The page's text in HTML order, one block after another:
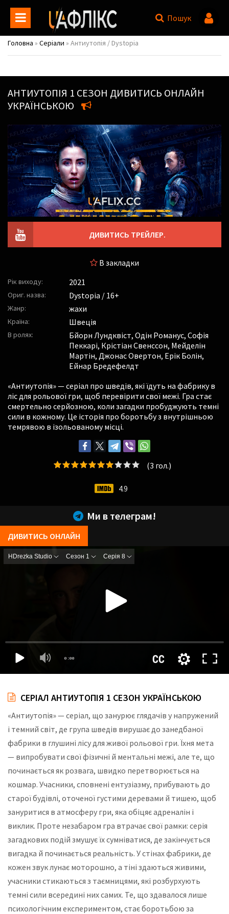
Пошук
Головна » Серіали » Антиутопія / Dystopia
АНТИУТОПІЯ 1 СЕЗОН ДИВИТИСЬ ОНЛАЙН
УКРАЇНСЬКОЮ
ДИВИТИСЬ ТРЕЙЛЕР.
В закладки
Рік виходу: 2021
Ориг. назва: Dystopia / 16+
Жанр: жахи
Країна: Швеція
В ролях: Бйорн Лундквіст, Одін Романус, Софія
Пеккарі, Крістіан Свенссон, Мейделін
Мартін, Джонас Овертон, Ерік Болін,
Ейнар Бредефелдт
«Антиутопія» — серіал про шведів, які їдуть на фабрику в
ліс для рольової гри, щоб перевірити свої межі. Гра стає
смертельно серйозною, коли загадки пробуджують темні
сили в кожному. Це історія про боротьбу з внутрішньою
темрявою в ізольованому місці.
(3 гол.)
4.9
Ми в телеграм!
ДИВИТИСЬ ОНЛАЙН
СЕРІАЛ АНТИУТОПІЯ 1 СЕЗОН УКРАЇНСЬКОЮ
«Антиутопія» — серіал, що занурює глядачів у напружений
і темний світ, де група шведів вирушає до занедбаної
фабрики в глушині лісу для живої рольової гри. Їхня мета
— випробувати свої фізичні й ментальні межі, але те, що
починається як розвага, швидко перетворюється на
кошмар. Учасники, сповнені ентузіазму, прибувають до
старої будівлі, оточеної густими деревами й тишею, щоб
зануритися в атмосферу гри, яка обіцяє адреналін і
виклик. Проте незабаром гра втрачає свої рамки: серія
загадкових подій змушує їх сумніватися, де закінчується
вигадка й починається реальність. У стінах фабрики, де
кожен звук лунає моторошно, а тіні здаються живими,
учасники стикаються з таємницями, які розбурхують
темні сили всередині них самих. Те, що здавалося лише
психологічним експериментом, стає боротьбою за